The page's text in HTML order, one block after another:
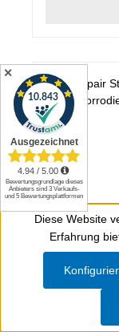
Diese Website
Erfahrung
✕